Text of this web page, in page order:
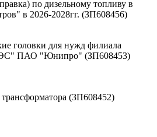
по дизельному топливу в
в 2026-2028гг. (ЗП608456)
головки для нужд филиала
ПАО "Юнипро" (ЗП608453)
(ЗП608452)